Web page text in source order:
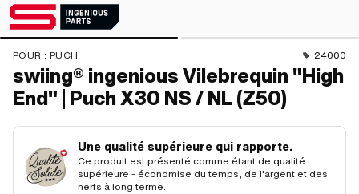
POUR : PUCH 24000
swiing® ingenious Vilebrequin "High
End" | Puch X30 NS / NL (Z50)
Une qualité supérieure qui rapporte.
Ce produit est présenté comme étant de qualité
supérieure - économise du temps, de l'argent et des
nerfs à long terme.